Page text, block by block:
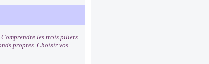
Comprendre les trois piliers
propres. Choisir vos